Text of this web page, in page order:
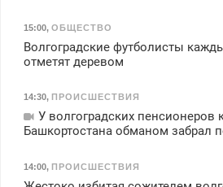
15:00, ОБЩЕСТВО
Волгоградские футболисты
отметят деревом
14:30, ПРОИСШЕСТВИЯ
У волгоградских пенсионеров
Башкортостана обманом забрал
14:00, ПРОИСШЕСТВИЯ